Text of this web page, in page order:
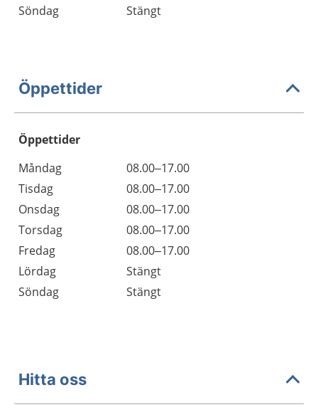
Söndag
Stängt
Öppettider
Öppettider
Dag
Öppettider
Kommentarer
Måndag
08.00–17.00
Tisdag
08.00–17.00
Onsdag
08.00–17.00
Torsdag
08.00–17.00
Fredag
08.00–17.00
Lördag
Stängt
Söndag
Stängt
Hitta oss